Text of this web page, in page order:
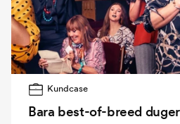
Kundcase
Bara best-of-breed